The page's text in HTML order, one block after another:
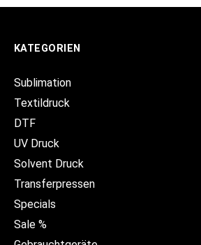
KATEGORIEN
Sublimation
Textildruck
DTF
UV Druck
Solvent Druck
Transferpressen
Specials
Sale %